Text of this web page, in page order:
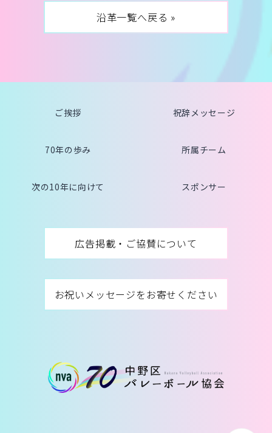
沿革一覧へ戻る »
ご挨拶 祝辞メッセージ
70年の歩み 所属チーム
次の10年に向けて スポンサー
広告掲載・ご協賛について
お祝いメッセージをお寄せください